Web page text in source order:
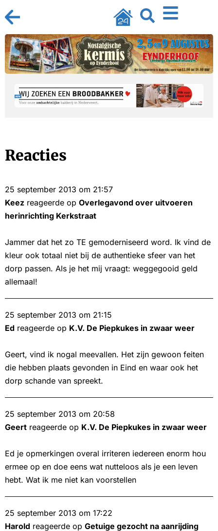
Reacties
25 september 2013 om 21:57
Keez reageerde op Overlegavond over uitvoeren
herinrichting Kerkstraat
Jammer dat het zo TE gemoderniseerd word. Ik vind de
kleur ook totaal niet bij de authentieke sfeer van het
dorp passen. Als je het mij vraagt: weggegooid geld
allemaal!
25 september 2013 om 21:15
Ed reageerde op K.V. De Piepkukes in zwaar weer
Geert, vind ik nogal meevallen. Het zijn gewoon feiten
die hebben plaats gevonden in Eind en waar ook het
dorp schande van spreekt.
25 september 2013 om 20:58
Geert reageerde op K.V. De Piepkukes in zwaar weer
Ed je opmerkingen overal irriteren iedereen enorm hou
ermee op en doe eens wat nutteloos als je een leven
hebt. Wat ik me niet kan voorstellen
25 september 2013 om 17:22
Harold reageerde op Getuige gezocht na aanrijding